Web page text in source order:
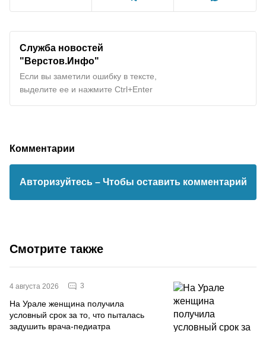
Служба новостей
"Верстов.Инфо"
Если вы заметили ошибку в тексте,
выделите ее и нажмите Ctrl+Enter
Комментарии
Авторизуйтесь – Чтобы оставить комментарий
Смотрите также
4 августа 2026 3
На Урале женщина получила
условный срок за то, что пыталась
задушить врача-педиатра